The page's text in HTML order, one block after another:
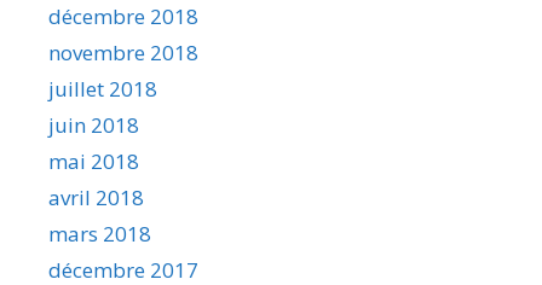
décembre 2018
novembre 2018
juillet 2018
juin 2018
mai 2018
avril 2018
mars 2018
décembre 2017